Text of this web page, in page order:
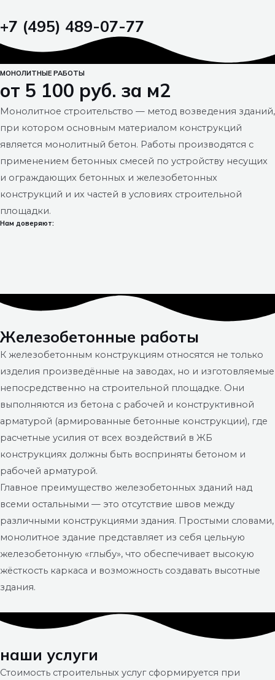
+7 (495) 489-07-77
МОНОЛИТНЫЕ РАБОТЫ
от 5 100 руб. за м2
Монолитное строительство — метод возведения зданий,
при котором основным материалом конструкций
является монолитный бетон. Работы производятся с
применением бетонных смесей по устройству несущих
и ограждающих бетонных и железобетонных
конструкций и их частей в условиях строительной
площадки.
Нам доверяют:
Железобетонные работы
К железобетонным конструкциям относятся не только
изделия произведённые на заводах, но и изготовляемые
непосредственно на строительной площадке. Они
выполняются из бетона с рабочей и конструктивной
арматурой (армированные бетонные конструкции), где
расчетные усилия от всех воздействий в ЖБ
конструкциях должны быть восприняты бетоном и
рабочей арматурой.
Главное преимущество железобетонных зданий над
всеми остальными — это отсутствие швов между
различными конструкциями здания. Простыми словами,
монолитное здание представляет из себя цельную
железобетонную «глыбу», что обеспечивает высокую
жёсткость каркаса и возможность создавать высотные
здания.
наши услуги
Стоимость строительных услуг сформируется при